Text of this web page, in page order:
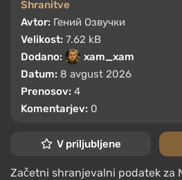
Shranitve
Avtor: Гений Озвучки
Velikost: 7.62 kB
Dodano:
xam_xam
Datum: 8 avgust 2026
Prenosov: 4
Komentarjev: 0
V priljubljene
Začetni shranjevalni podatek za